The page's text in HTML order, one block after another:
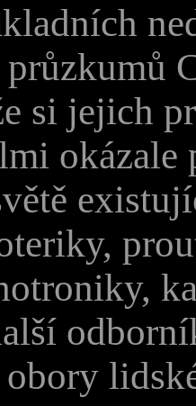
průzkumů
si jejich
okázale
obory